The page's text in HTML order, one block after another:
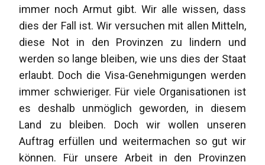
immer noch Armut gibt. Wir alle wissen, dass
dies der Fall ist. Wir versuchen mit allen Mitteln,
diese Not in den Provinzen zu lindern und
werden so lange bleiben, wie uns dies der Staat
erlaubt. Doch die Visa-Genehmigungen werden
immer schwieriger. Für viele Organisationen ist
es deshalb unmöglich geworden, in diesem
Land zu bleiben. Doch wir wollen unseren
Auftrag erfüllen und weitermachen so gut wir
können. Für unsere Arbeit in den Provinzen